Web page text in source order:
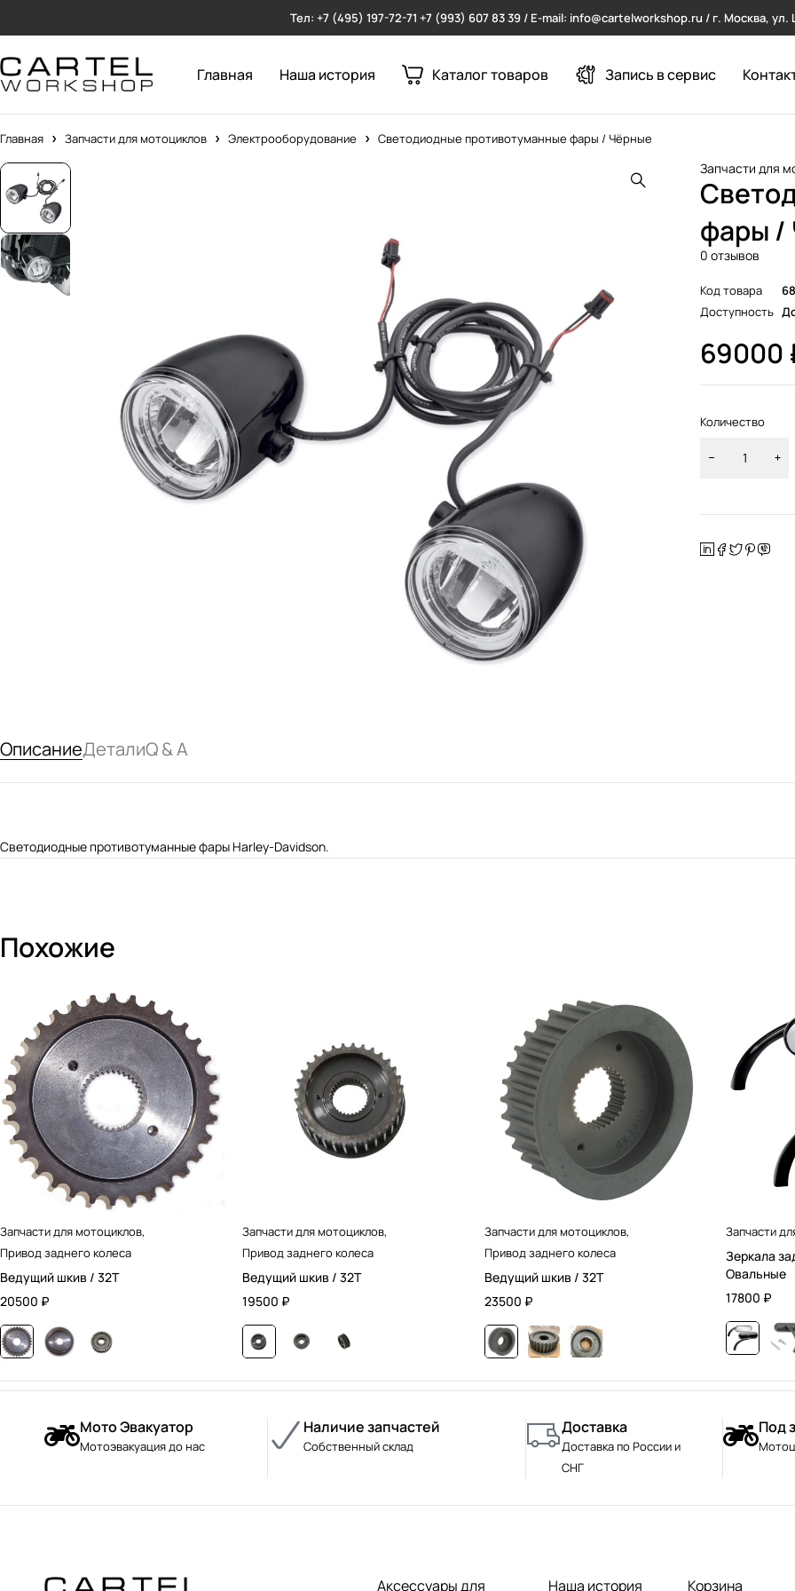
Тел: +7 (495) 197-72-71 +7 (993) 607 83 39 / E-mail: info@cartelworkshop.ru / г. Москва,
Главная Наша история Каталог товаров Запись в сервис
Главная Запчасти для мотоциклов Электрооборудование Светодиодные противотуманные фары / Чёрные
Запчасти для
фары /
0 отзывов
Код товара
Доступность
69000
Количество
ОписаниеДеталиQ & A
Светодиодные противотуманные фары Harley-Davidson.
Похожие
Запчасти для мотоциклов,
Привод заднего колеса
Ведущий шкив / 32T
20500 ₽
Запчасти для мотоциклов,
Привод заднего колеса
Ведущий шкив / 32T
19500 ₽
Запчасти для мотоциклов,
Привод заднего колеса
Ведущий шкив / 32T
23500 ₽
Запчасти
Зеркала
Овальные
17800 ₽
Мото Эвакуатор
Мотоэвакуация до нас
Наличие запчастей
Собственный склад
Доставка
Доставка по России и
СНГ
Под
Аксессуары для Наша история Корзина